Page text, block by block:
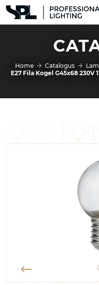
Home Catalogus
E27 Fila Kogel G45x68 230V